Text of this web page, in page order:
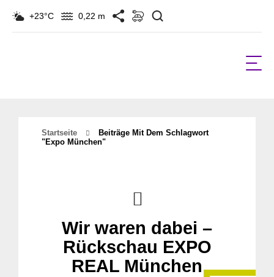
+23°C 0,22 m
Startseite
Beiträge Mit Dem Schlagwort
"expo München"
Wir waren dabei –
Rückschau EXPO
REAL München